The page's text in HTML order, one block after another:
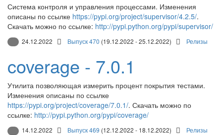
Система контроля и управления процессами. Изменения
описаны по ссылке https://pypi.org/project/supervisor/4.2.5/.
Скачать можно по ссылке: http://pypi.python.org/pypi/supervisor/
24.12.2022 Выпуск 470 (19.12.2022 - 25.12.2022) Релизы
coverage - 7.0.1
Утилита позволяющая измерить процент покрытия тестами.
Изменения описаны по ссылке
https://pypi.org/project/coverage/7.0.1/. Скачать можно по
ссылке: http://pypi.python.org/pypi/coverage/
14.12.2022 Выпуск 469 (12.12.2022 - 18.12.2022) Релизы